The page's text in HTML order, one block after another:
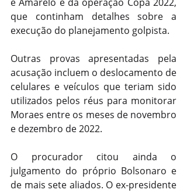
que continham detalhes sobre a
execução do planejamento golpista.
Outras provas apresentadas pela
acusação incluem o deslocamento de
celulares e veículos que teriam sido
utilizados pelos réus para monitorar
Moraes entre os meses de novembro
e dezembro de 2022.
O procurador citou ainda o
julgamento do próprio Bolsonaro e
de mais sete aliados. O ex-presidente